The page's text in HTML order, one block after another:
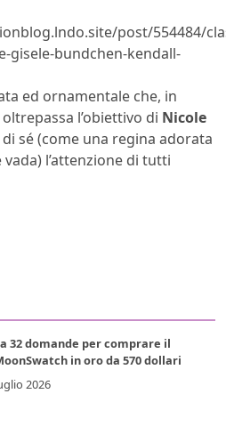
post/554484/
gisele-bundchen-kendall-
ed ornamentale che, in
l’obiettivo di Nicole
sé (come una regina adorata
l’attenzione di tutti
32 domande per comprare il
in oro da 570 dollari
2026